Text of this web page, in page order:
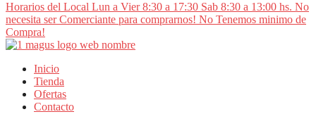
Horarios del Local Lun a Vier 8:30 a 17:30 Sab 8:30 a 13:00 hs. No
necesita ser Comerciante para comprarnos! No Tenemos minimo de
Compra!
Inicio
Tienda
Ofertas
Contacto